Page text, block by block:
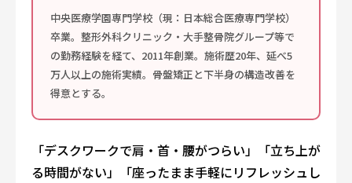
中央医療学園専門学校（現：日本総合医療専門学校）
卒業。整形外科クリニック・大手整骨院グループ等で
の勤務経験を経て、2011年創業。施術歴20年、延べ5
万人以上の施術実績。骨盤矯正と下半身の構造改善を
得意とする。
「デスクワークで肩・首・腰がつらい」「立ち上が
る時間がない」「座ったまま手軽にリフレッシュし